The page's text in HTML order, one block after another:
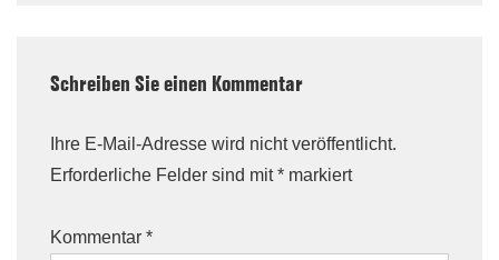
Schreiben Sie einen Kommentar
Ihre E-Mail-Adresse wird nicht veröffentlicht.
Erforderliche Felder sind mit* markiert
Kommentar *